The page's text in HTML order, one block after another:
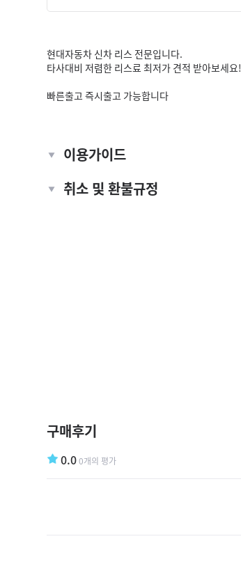
현대자동차 신차 리스 전문입니다.
타사대비 저렴한 리스료 최저가 견적 받아보세요!
빠른출고 즉시출고 가능합니다
이용가이드
취소 및 환불규정
구매후기
0.00개의 평가